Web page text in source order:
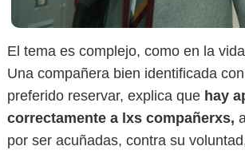
El tema es complejo, como en la
Una compañera bien identificada
preferido reservar, explica que hay
correctamente a lxs compañerxs,
por ser acuñadas, contra su